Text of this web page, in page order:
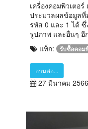
เครื่องคอมพิวเตอ
ประมวลผลข้อมูล
รหัส 0 และ 1 ได้
รูปภาพ และอื่นๆ อี
แท็ก:
รับซื้อคอม
อ่านต่อ...
27 มีนาคม 2566